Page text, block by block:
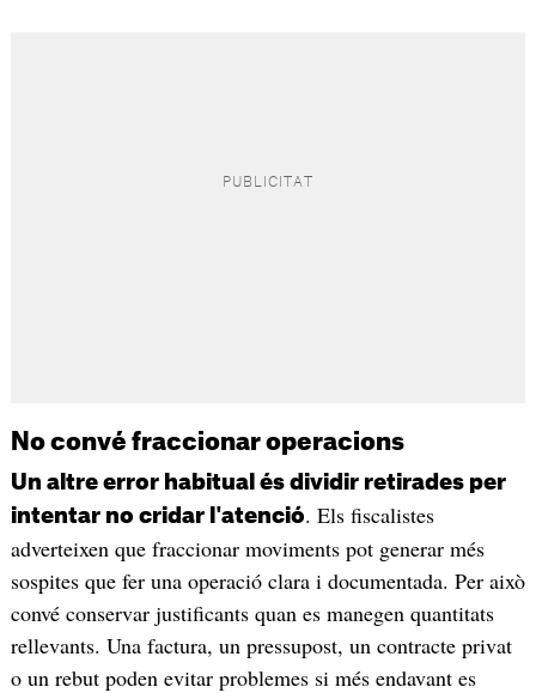
No convé fraccionar operacions
Un altre error habitual és dividir retirades per
intentar no cridar l'atenció. Els fiscalistes
adverteixen que fraccionar moviments pot generar més
sospites que fer una operació clara i documentada. Per això
convé conservar justificants quan es manegen quantitats
rellevants. Una factura, un pressupost, un contracte privat
o un rebut poden evitar problemes si més endavant es